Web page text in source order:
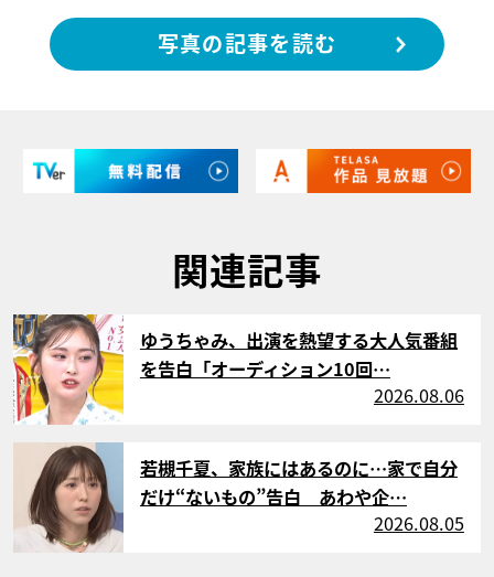
写真の記事を読む
関連記事
サムネイル
ゆうちゃみ、出演を熱望する大人気番組
を告白「オーディション10回…
2026.08.06
サムネイル
若槻千夏、家族にはあるのに…家で自分
だけ“ないもの”告白 あわや企…
2026.08.05